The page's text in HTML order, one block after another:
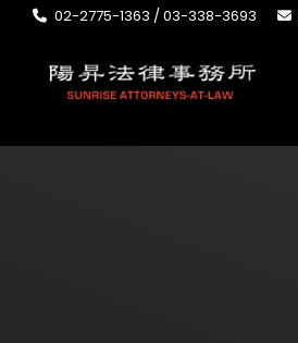
02-2775-1363 / 03-338-3693